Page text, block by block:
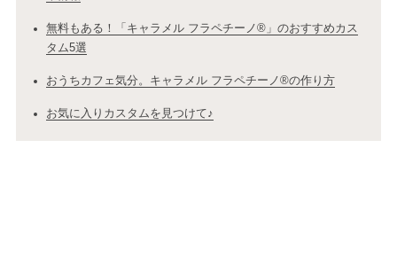
無料もある！「キャラメル フラペチーノ®」のおすすめカス
タム5選
おうちカフェ気分。キャラメル フラペチーノ®の作り方
お気に入りカスタムを見つけて♪